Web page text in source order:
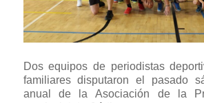
Dos equipos de periodistas
familiares disputaron el pasado
anual de la Asociación de la